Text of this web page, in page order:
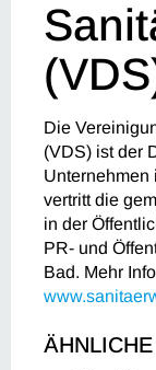
Die
(VDS) ist der
Unternehmen
vertritt die
in der
PR- und
Bad. Mehr